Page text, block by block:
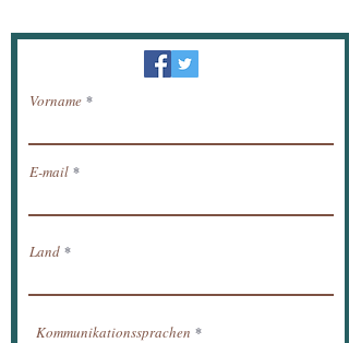
Newsletter / erhalten Nachrichten per E-Mail.
Vorname
E-mail
Land
Kommunikationssprachen